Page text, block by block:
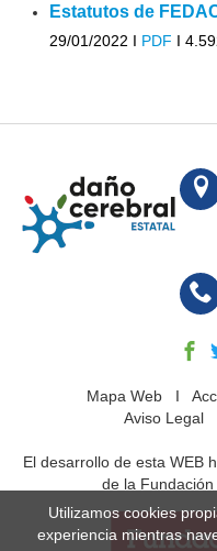
Estatutos de
29/01/2022 I PDF I
Mapa WebI
Aviso Legal
El desarrollo de esta WEB
de la
Utilizamos cookies
experiencia mientras